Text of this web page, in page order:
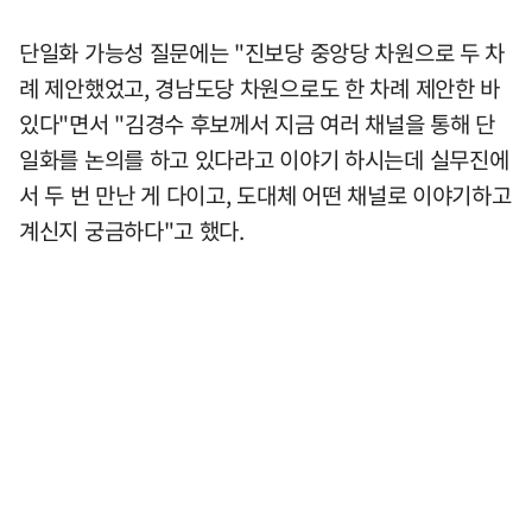
단일화 가능성 질문에는 "진보당 중앙당 차원으로 두 차
례 제안했었고, 경남도당 차원으로도 한 차례 제안한 바
있다"면서 "김경수 후보께서 지금 여러 채널을 통해 단
일화를 논의를 하고 있다라고 이야기 하시는데 실무진에
서 두 번 만난 게 다이고, 도대체 어떤 채널로 이야기하고
계신지 궁금하다"고 했다.